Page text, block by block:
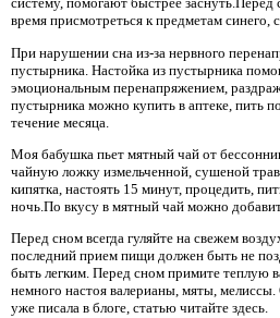
время присмотреться к предметам синего,
При нарушении сна из-за нервного
пустырника. Настойка из пустырника
эмоциональным перенапряжением,
пустырника можно купить в аптеке, пить
течение месяца.
Моя бабушка пьет мятный чай от
чайную ложку измельченной, сушеной
кипятка, настоять 15 минут, процедить,
ночь.По вкусу в мятный чай можно
Перед сном всегда гуляйте на свежем
последний прием пищи должен быть не
быть легким. Перед сном примите теплую
немного настоя валерианы, мяты,
уже писала в блоге, статью читайте здесь.